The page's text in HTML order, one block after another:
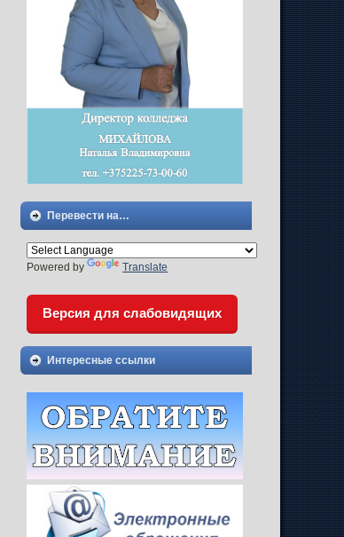
Перевести на…
Powered by Translate
Версия для слабовидящих
Интересные ссылки